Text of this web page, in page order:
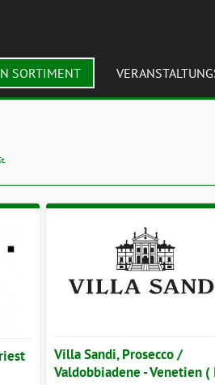
SORTIMENT
Villa Sandi, Prosecco /
Valdobbiadene - Venetien (